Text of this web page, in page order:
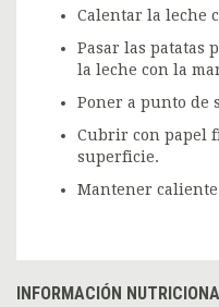
Calentar la leche
Pasar las patatas
la leche con la
Poner a punto de
Cubrir con papel
superficie.
Mantener
INFORMACIÓN